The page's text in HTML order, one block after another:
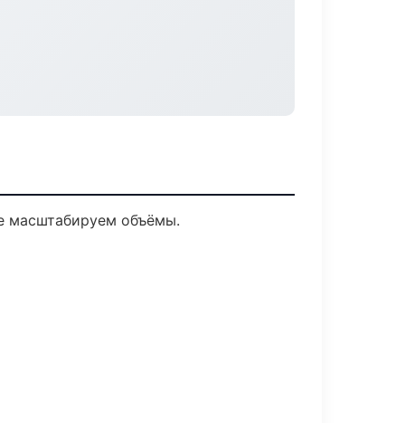
масштабируем объёмы.